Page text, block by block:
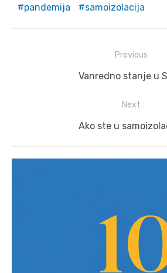
pandemija
samoizolacija
navigation
Previous
Previous
Vanredno stanje u
Next
Next
Ako ste u